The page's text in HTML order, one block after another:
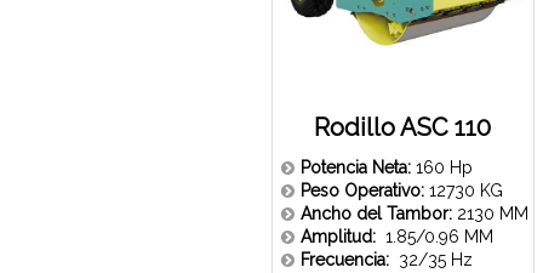
Rodillo ASC 110
Potencia Neta: 160 Hp
Peso Operativo:12730 KG
Ancho del Tambor:2130 MM
Amplitud: 1.85/0.96 MM
Frecuencia:32/35 Hz